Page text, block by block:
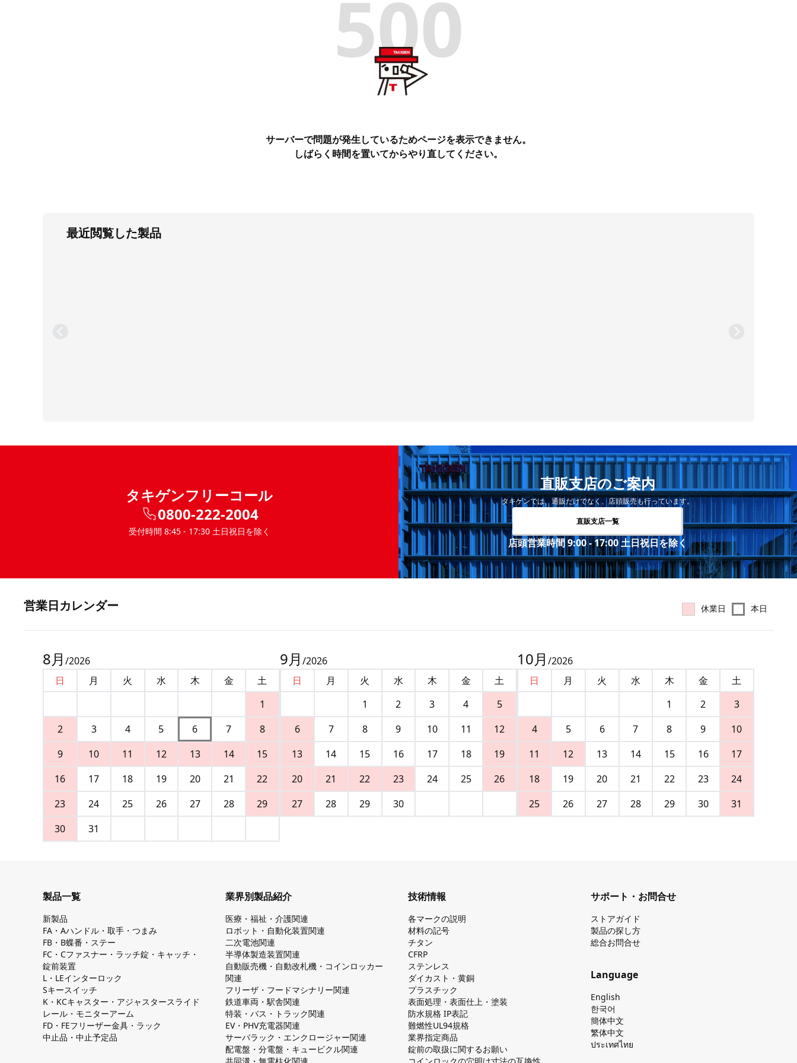
500
サーバーで問題が発生しているためページを表示できません。
しばらく時間を置いてからやり直してください。
最近閲覧した製品
タキゲンフリーコール
0800-222-2004
受付時間 8:45 - 17:30 土日祝日を除く
直販支店のご案内
タキゲンでは、通販だけでなく、店頭販売も行っています。
直販支店一覧
店頭営業時間 9:00 - 17:00 土日祝日を除く
営業⽇カレンダー 休業日 本日
8月 /2026
日
月 火 水 木 金
土
1
2
3 4 5 6 7
8
9
10 11 12 13 14
15
16
17 18 19 20 21
22
23
24 25 26 27 28
29
30
31
9月 /2026
日
月 火 水 木 金
土
1
2 3 4
5
6
7 8 9 10 11
12
13
14 15 16 17 18
19
20
21 22 23 24 25
26
27
28 29 30
10月 /2026
日
月 火 水 木 金
土
1
2
3
4
5 6 7 8 9
10
11
12 13 14 15 16
17
18
19 20 21 22 23
24
25
26 27 28 29 30 31
製品一覧
新製品
FA・Aハンドル・取手・つまみ
FB・B蝶番・ステー
FC・Cファスナー・ラッチ錠・キャッチ・
錠前装置
L・LEインターロック
Sキースイッチ
K・KCキャスター・アジャスタースライド
レール・モニターアーム
FD・FEフリーザー金具・ラック
中止品・中止予定品
業界別製品紹介
医療・福祉・介護関連
ロボット・自動化装置関連
二次電池関連
半導体製造装置関連
自動販売機・自動改札機・コインロッカー
関連
フリーザ・フードマシナリー関連
鉄道車両・駅舎関連
特装・バス・トラック関連
EV・PHV充電器関連
サーバラック・エンクロージャー関連
配電盤・分電盤・キュービクル関連
技術情報
各マークの説明
材料の記号
チタン
CFRP
ステンレス
ダイカスト・⻩銅
プラスチック
表面処理・表面仕上・塗装
防⽔規格 IP表記
難燃性UL94規格
業界指定商品
錠前の取扱に関するお願い
サポート・お問合せ
ストアガイド
製品の探し⽅
総合お問合せ
Language
English
한국어
簡体中文
繁体中文
ประเทศไทย